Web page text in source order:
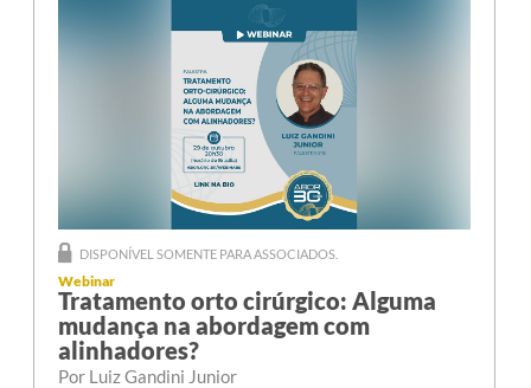
DISPONÍVEL SOMENTE PARA ASSOCIADOS.
Webinar
Tratamento orto cirúrgico: Alguma
mudança na abordagem com
alinhadores?
Por Luiz Gandini Junior